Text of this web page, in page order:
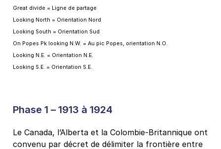
Great divide = Ligne de partage
Looking North = Orientation Nord
Looking South = Orientation Sud
On Popes Pk looking N.W. = Au pic Popes, orientation N.O.
Looking N.E. = Orientation N.E.
Looking S.E. = Orientation S.E.
Phase 1 – 1913 à 1924
Le Canada, l’Alberta et la Colombie-Britannique ont
convenu par décret de délimiter la frontière entre